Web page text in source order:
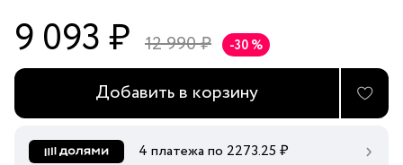
9 093 ₽ 12 990 ₽ -30 %
Добавить в корзину
4 платежа по 2273.25 ₽